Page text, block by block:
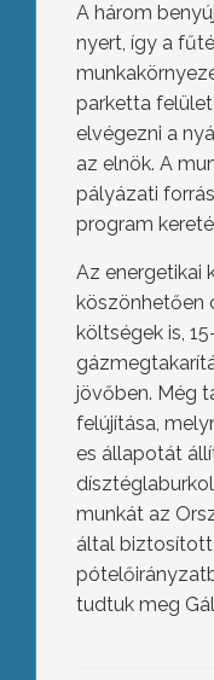
A három
nyert, így a
parketta
elvégezni a
az elnök. A
pályázati
program
Az energetikai
köszönhetően
költségek is,
jövőben. Még
felújítása,
es állapotát
munkát az
által
tudtuk meg